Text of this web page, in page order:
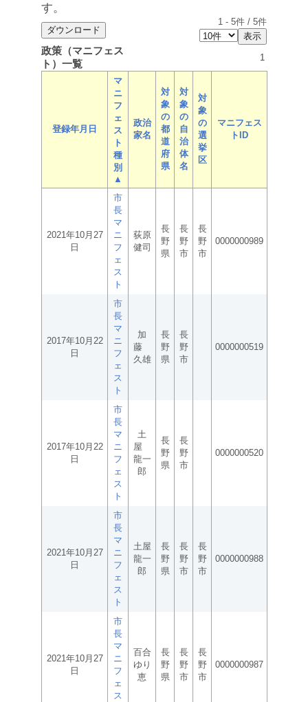
す。
1 - 5件 / 5件
政策（マニフェス
ト）一覧
1
登録年月日
マ
ニ
フ
ェ
ス
ト
種
別
▲
政治
家名
対
象
の
都
道
府
県
対
象
の
自
治
体
名
対
象
の
選
挙
区
マニフェス
トID
2021年10月27
日
市
長
マ
ニ
フ
ェ
ス
ト
荻原
健司
長
野
県
長
野
市
長
野
市
0000000989
2017年10月22
日
市
長
マ
ニ
フ
ェ
ス
ト
加
藤
久雄
長
野
県
長
野
市
0000000519
2017年10月22
日
市
長
マ
ニ
フ
ェ
ス
ト
土
屋
龍一
郎
長
野
県
長
野
市
0000000520
2021年10月27
日
市
長
マ
ニ
フ
ェ
ス
ト
土屋
龍一
郎
長
野
県
長
野
市
長
野
市
0000000988
2021年10月27
日
市
長
マ
ニ
フ
ェ
ス
百合
ゆり
恵
長
野
県
長
野
市
長
野
市
0000000987